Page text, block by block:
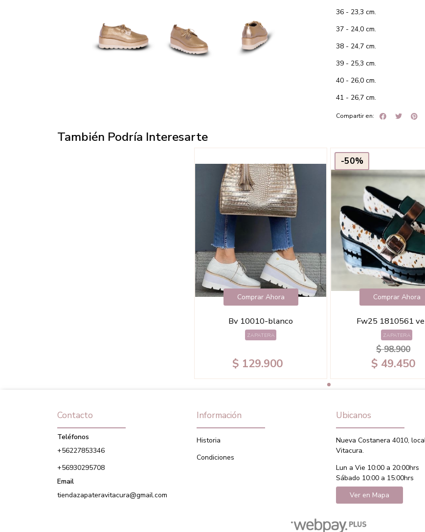
36 - 23,3 cm.
37 - 24,0 cm.
38 - 24,7 cm.
39 - 25,3 cm.
40 - 26,0 cm.
41 - 26,7 cm.
Compartir en:
También Podría Interesarte
Comprar Ahora
Bv 10010-blanco
ZAPATERA
$ 129.900
-50%
Comprar Ahora
Fw25 1810561
ZAPATERA
$ 98.900
$ 49.450
Contacto
Teléfonos
+56227853346
+56930295708
Email
tiendazapateravitacura@gmail.com
Información
Historia
Condiciones
Ubicanos
Nueva Costanera 4010,
Vitacura.
Lun a Vie 10:00 a 20:00hrs
Sábado 10:00 a 15:00hrs
Ver en Mapa